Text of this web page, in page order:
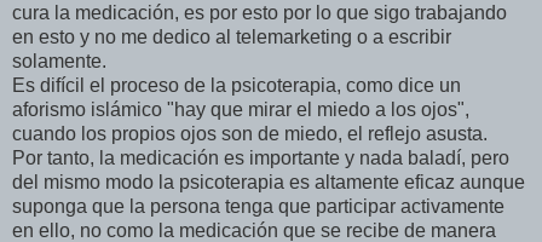
cura la medicación, es por esto por lo que sigo trabajando
en esto y no me dedico al telemarketing o a escribir
solamente.
Es difícil el proceso de la psicoterapia, como dice un
aforismo islámico "hay que mirar el miedo a los ojos",
cuando los propios ojos son de miedo, el reflejo asusta.
Por tanto, la medicación es importante y nada baladí, pero
del mismo modo la psicoterapia es altamente eficaz aunque
suponga que la persona tenga que participar activamente
en ello, no como la medicación que se recibe de manera